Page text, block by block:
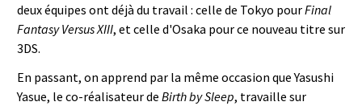
deux équipes ont déjà du travail : celle de Tokyo pourFinal
Fantasy Versus XIII, et celle d'Osaka pour ce nouveau titre sur
3DS.
En passant, on apprend par la même occasion que Yasushi
Yasue, le co-réalisateur de Birth by Sleep, travaille sur